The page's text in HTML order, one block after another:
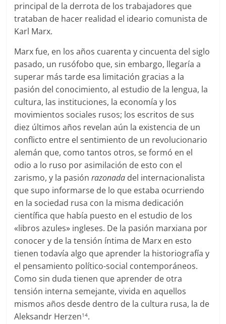
principal de la derrota de los trabajadores que
trataban de hacer realidad el ideario comunista de
Karl Marx.
Marx fue, en los años cuarenta y cincuenta del siglo
pasado, un rusófobo que, sin embargo, llegaría a
superar más tarde esa limitación gracias a la
pasión del conocimiento, al estudio de la lengua, la
cultura, las instituciones, la economía y los
movimientos sociales rusos; los escritos de sus
diez últimos años revelan aún la existencia de un
conflicto entre el sentimiento de un revolucionario
alemán que, como tantos otros, se formó en el
odio a lo ruso por asimilación de esto con el
zarismo, y la pasiónrazonada del internacionalista
que supo informarse de lo que estaba ocurriendo
en la sociedad rusa con la misma dedicación
científica que había puesto en el estudio de los
«libros azules» ingleses. De la pasión marxiana por
conocer y de la tensión íntima de Marx en esto
tienen todavía algo que aprender la historiografía y
el pensamiento político-social contemporáneos.
Como sin duda tienen que aprender de otra
tensión interna semejante, vivida en aquellos
mismos años desde dentro de la cultura rusa, la de
Aleksandr Herzen14.